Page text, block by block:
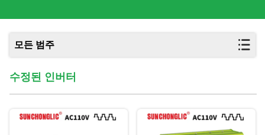
모든 범주
수정된 인버터